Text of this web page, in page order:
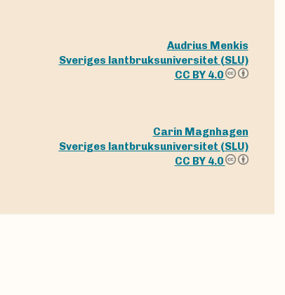
Audrius Menkis
Sveriges lantbruksuniversitet (SLU)
CC BY 4.0
Carin Magnhagen
Sveriges lantbruksuniversitet (SLU)
CC BY 4.0